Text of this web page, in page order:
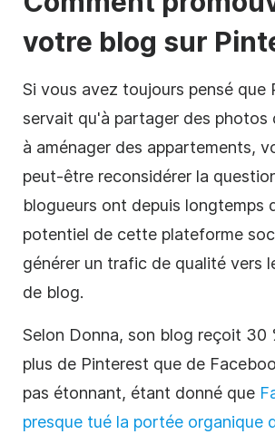
votre blog sur
Si vous avez toujours pensé que
servait qu'à partager des photos
à aménager des appartements,
peut-être reconsidérer la
blogueurs ont depuis longtemps
potentiel de cette plateforme
générer un trafic de qualité vers
de blog.
Selon Donna, son blog reçoit 30
plus de Pinterest que de
pas étonnant, étant donné que
presque tué la portée organique